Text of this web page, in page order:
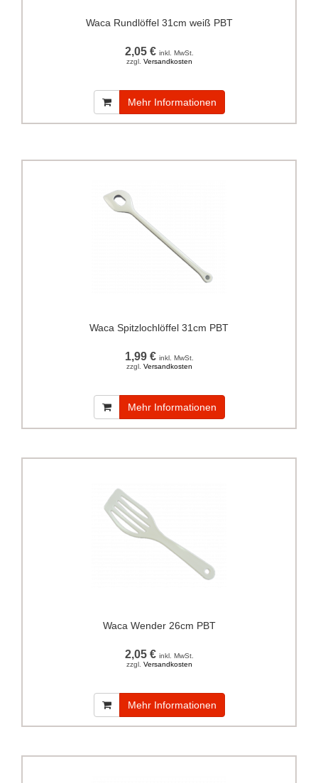
Waca Rundlöffel 31cm weiß PBT
2,05 € inkl. MwSt.
zzgl. Versandkosten
Mehr Informationen
Waca Spitzlochlöffel 31cm PBT
1,99 € inkl. MwSt.
zzgl. Versandkosten
Mehr Informationen
Waca Wender 26cm PBT
2,05 € inkl. MwSt.
zzgl. Versandkosten
Mehr Informationen